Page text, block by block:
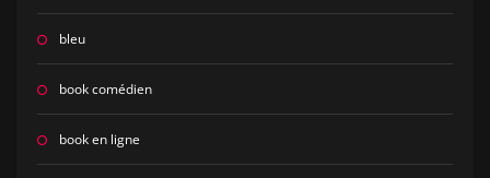
bleu
book comédien
book en ligne